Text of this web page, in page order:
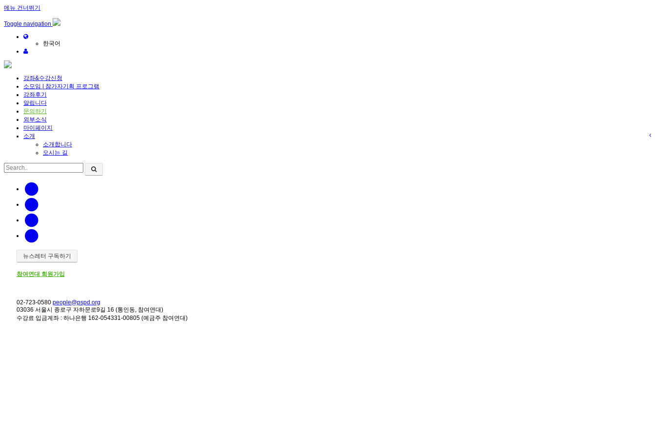
메뉴 건너뛰기
Toggle navigation
한국어
강좌&수강신청
소모임 | 참가자기획 프로그램
강좌후기
알립니다
문의하기
외부소식
마이페이지
소개
소개합니다
오시는 길
뉴스레터 구독하기
참여연대 회원가입
02-723-0580 people@pspd.org
03036 서울시 종로구 자하문로9길 16 (통인동, 참여연대)
수강료 입금계좌 : 하나은행 162-054331-00805 (예금주 참여연대)
Sketchbook5, 스케치북5
Sketchbook5, 스케치북5
Sketchbook5, 스케치북5
Sketchbook5, 스케치북5